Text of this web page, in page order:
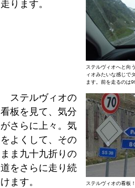
ステルヴィオへと向
ィオみたいな感じで
ます。前を走るのは
走ります。
ステルヴィオの看板
ステルヴィオの
看板を見て、気分
がさらに上々。気
をよくして、その
まま九十九折りの
道をさらに走り続
けます。